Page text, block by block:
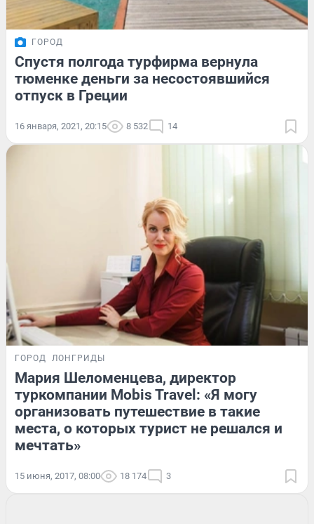
ГОРОД
Спустя полгода турфирма вернула
тюменке деньги за несостоявшийся
отпуск в Греции
16 января, 2021, 20:15 8 532 14
ГОРОД ЛОНГРИДЫ
Мария Шеломенцева, директор
туркомпании Mobis Travel: «Я могу
организовать путешествие в такие
места, о которых турист не решался и
мечтать»
15 июня, 2017, 08:00 18 174 3